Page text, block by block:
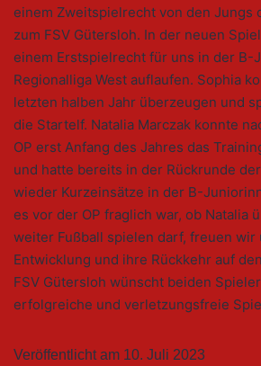
einem Zweitspielrecht von den Jungs
zum FSV Gütersloh. In der neuen
einem Erstspielrecht für uns in der B-
Regionalliga West auflaufen. Sophia
letzten halben Jahr überzeugen und
die Startelf. Natalia Marczak konnte
OP erst Anfang des Jahres das
und hatte bereits in der Rückrunde
wieder Kurzeinsätze in der B-
es vor der OP fraglich war, ob Natalia
weiter Fußball spielen darf, freuen wir
Entwicklung und ihre Rückkehr auf
FSV Gütersloh wünscht beiden
erfolgreiche und verletzungsfreie
Veröffentlicht am 10. Juli 2023